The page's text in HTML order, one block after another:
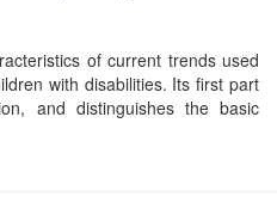
of current trends used
with disabilities. Its first part
and distinguishes the basic